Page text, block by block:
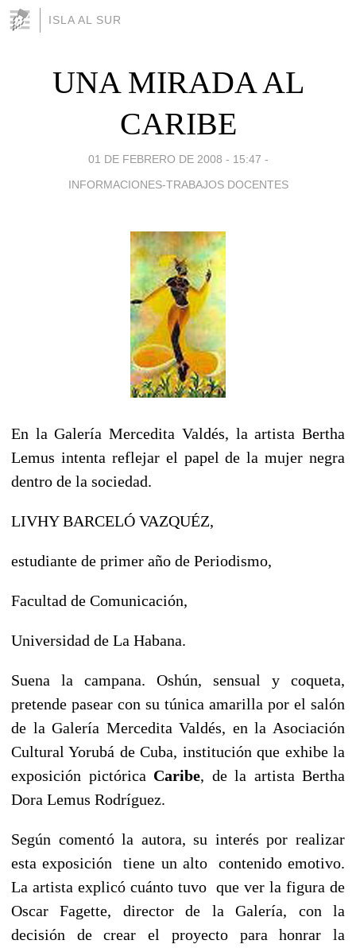
ISLA AL SUR
UNA MIRADA AL
CARIBE
01 DE FEBRERO DE 2008 - 15:47 -
INFORMACIONES-TRABAJOS DOCENTES
En la Galería Mercedita Valdés, la artista Bertha
Lemus intenta reflejar el papel de la mujer negra
dentro de la sociedad.
LIVHY BARCELÓ VAZQUÉZ,
estudiante de primer año de Periodismo,
Facultad de Comunicación,
Universidad de La Habana.
Suena la campana. Oshún, sensual y coqueta,
pretende pasear con su túnica amarilla por el salón
de la Galería Mercedita Valdés, en la Asociación
Cultural Yorubá de Cuba, institución que exhibe la
exposición pictórica Caribe, de la artista Bertha
Dora Lemus Rodríguez.
Según comentó la autora, su interés por realizar
esta exposición tiene un alto contenido emotivo.
La artista explicó cuánto tuvo que ver la figura de
Oscar Fagette, director de la Galería, con la
decisión de crear el proyecto para honrar la